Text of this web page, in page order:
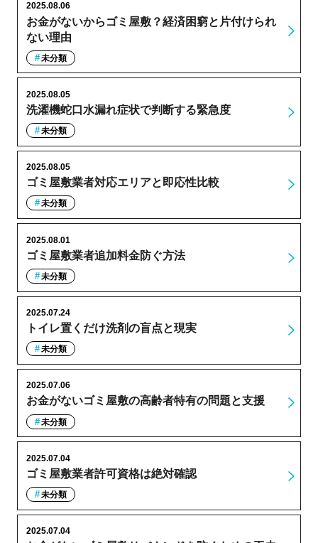
お金がないからゴミ屋敷？経済困窮と片付けられ
ない理由
2025.08.06
未分類
洗濯機蛇口水漏れ症状で判断する緊急度
2025.08.05
未分類
ゴミ屋敷業者対応エリアと即応性比較
2025.08.05
未分類
ゴミ屋敷業者追加料金防ぐ方法
2025.08.01
未分類
トイレ置くだけ洗剤の盲点と現実
2025.07.24
未分類
お金がないゴミ屋敷の高齢者特有の問題と支援
2025.07.06
未分類
ゴミ屋敷業者許可資格は絶対確認
2025.07.04
未分類
2025.07.04